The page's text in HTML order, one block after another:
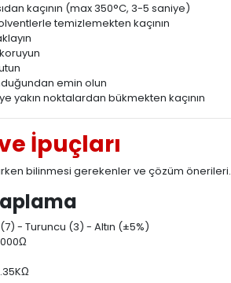
kaçının (max 350°C, 3-5 saniye)
temizlemekten kaçının
emin olun
yakın noktalardan bükmekten kaçının
İpuçları
bilinmesi gerekenler ve çözüm önerileri.
- Turuncu (3) - Altın (±5%)